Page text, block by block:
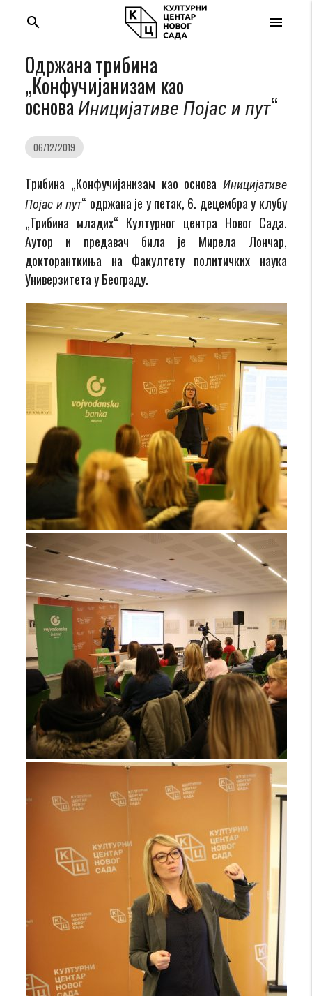
menu
search
Одржана трибина
„Конфучијанизам као
основаИницијативе Појас и пут“
06/12/2019
Tрибина „Конфучијанизам као основа Иницијативе
Појас и пут“ одржана је у петак, 6. децембра у клубу
„Трибина младих“ Културног центра Новог Сада.
Аутор и предавач била је Мирела Лончар,
докторанткиња на Факултету политичких наука
Универзитета у Београду.